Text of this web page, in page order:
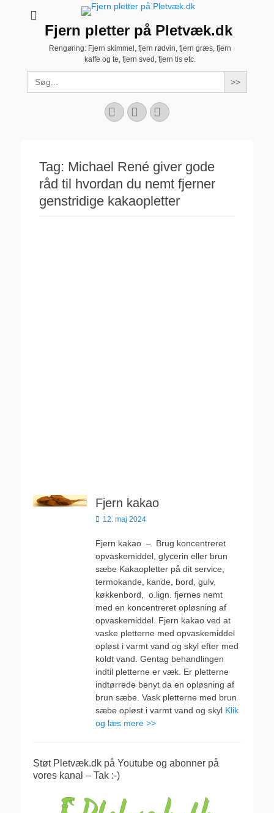
Fjern pletter på Pletvæk.dk
Rengøring: Fjern skimmel, fjern rødvin, fjern græs, fjern
kaffe og te, fjern sved, fjern tis etc.
Search
for:
Facebook
YouTubeInstagram
Tag: Michael René giver gode
råd til hvordan du nemt fjerner
genstridige kakaopletter
Fjern kakao
Udgivet
12. maj 2024
Fjern kakao – Brug koncentreret
opvaskemiddel, glycerin eller brun
sæbe Kakaopletter på dit service,
termokande, kande, bord, gulv,
køkkenbord, o.lign. fjernes nemt
med en koncentreret opløsning af
opvaskemiddel. Fjern kakao ved at
vaske pletterne med opvaskemiddel
opløst i varmt vand og skyl efter med
koldt vand. Gentag behandlingen
indtil pletterne er væk. Er pletterne
indtørrede benyt da en opløsning af
brun sæbe. Vask pletterne med brun
sæbe opløst i varmt vand og skyl Klik
og læs mere >>
Støt Pletvæk.dk på Youtube og abonner på
vores kanal – Tak :-)